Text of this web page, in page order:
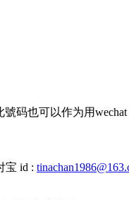
號码也可以作为用
宝 id :